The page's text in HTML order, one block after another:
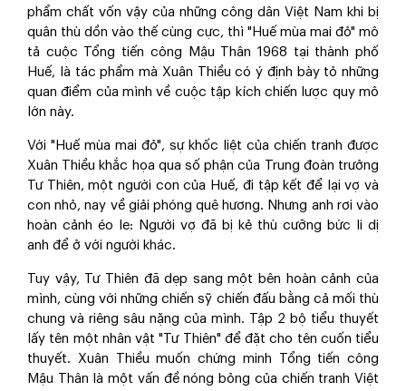
phẩm chất vốn vậy của những công dân Việt Nam khi bị
quân thù dồn vào thế cùng cực, thì "Huế mùa mai đỏ" mô
tả cuộc Tổng tiến công Mậu Thân 1968 tại thành phố
Huế, là tác phẩm mà Xuân Thiều có ý định bày tỏ những
quan điểm của mình về cuộc tập kích chiến lược quy mô
lớn này.
Với "Huế mùa mai đỏ", sự khốc liệt của chiến tranh được
Xuân Thiều khắc họa qua số phận của Trung đoàn trưởng
Tư Thiên, một người con của Huế, đi tập kết để lại vợ và
con nhỏ, nay về giải phóng quê hương. Nhưng anh rơi vào
hoàn cảnh éo le: Người vợ đã bị kẻ thù cưỡng bức li dị
anh để ở với người khác.
Tuy vậy, Tư Thiên đã dẹp sang một bên hoàn cảnh của
mình, cùng với những chiến sỹ chiến đấu bằng cả mối thù
chung và riêng sâu nặng của mình. Tập 2 bộ tiểu thuyết
lấy tên một nhân vật "Tư Thiên" để đặt cho tên cuốn tiểu
thuyết. Xuân Thiều muốn chứng minh Tổng tiến công
Mậu Thân là một vấn đề nóng bỏng của chiến tranh Việt